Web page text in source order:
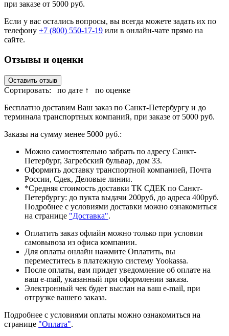
при заказе от 5000 руб.
Если у вас остались вопросы, вы всегда можете задать их по
телефону +7 (800) 550-17-19 или в онлайн-чате прямо на
сайте.
Отзывы и оценки
Оставить отзыв
Сортировать: по дате ↑
по оценке
Бесплатно доставим Ваш заказ по Санкт-Петербургу и до
терминала транспортных компаний, при заказе от 5000 руб.
Заказы на сумму менее 5000 руб.:
Можно самостоятельно забрать по адресу Санкт-
Петербург, Загребский бульвар, дом 33.
Оформить доставку транспортной компанией, Почта
России, Сдек, Деловые линии.
*Средняя стоимость доставки ТК СДЕК по Санкт-
Петербургу: до пукта выдачи 200руб, до адреса 400руб.
Подробнее с условиями доставки можно ознакомиться
на странице "Доставка".
Оплатить заказ офлайн можно только при условии
самовывоза из офиса компании.
Для оплаты онлайн нажмите Оплатить, вы
переместитесь в платежную систему Yookassa.
После оплаты, вам придет уведомление об оплате на
ваш e-mail, указанный при оформлении заказа.
Электронный чек будет выслан на ваш e-mail, при
отгрузке вашего заказа.
Подробнее с условиями оплаты можно ознакомиться на
странице "Оплата".